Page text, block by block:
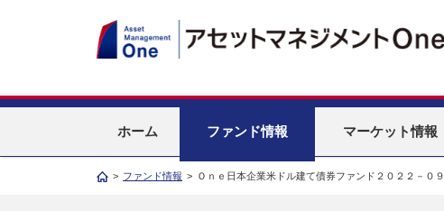
ホーム ファンド情報 マーケット情報
> ファンド情報 > Ｏｎｅ日本企業米ドル建て債券ファンド２０２２－０９